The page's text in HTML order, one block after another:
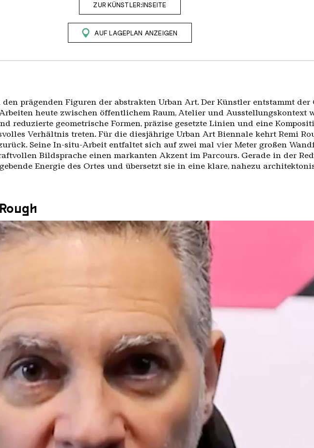
ZUR KÜNSTLER:INSEITE
AUF LAGEPLAN ANZEIGEN
prägenden Figuren der abstrakten Urban Art. Der Künstler entstammt der
heute zwischen öffentlichem Raum, Atelier und Ausstellungskontext
reduzierte geometrische Formen, präzise gesetzte Linien und eine
Verhältnis treten. Für die diesjährige Urban Art Biennale kehrt Remi
Seine In-situ-Arbeit entfaltet sich auf zwei mal vier Meter großen
Bildsprache einen markanten Akzent im Parcours. Gerade in der
Energie des Ortes und übersetzt sie in eine klare, nahezu